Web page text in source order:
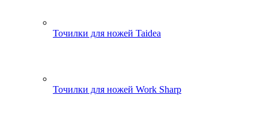
Точилки для ножей Taidea
Точилки для ножей Work Sharp